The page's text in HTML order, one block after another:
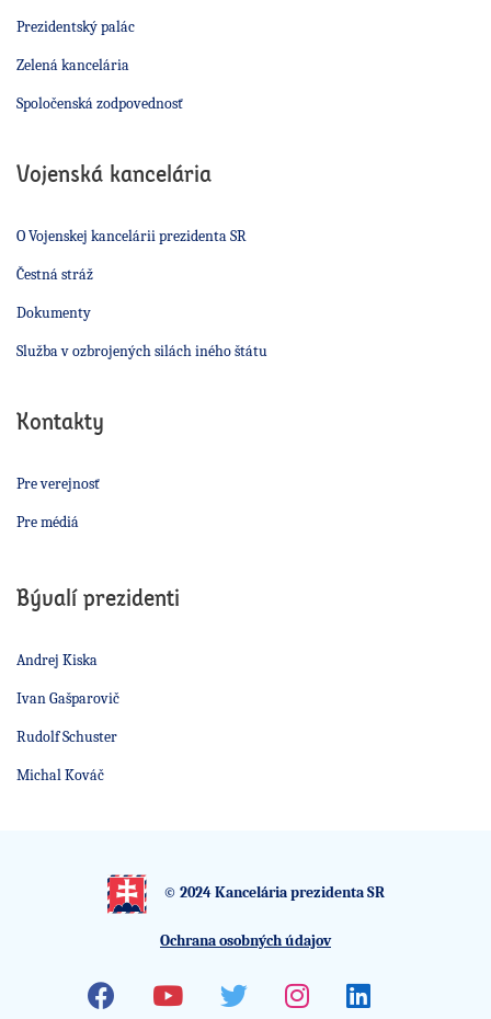
Prezidentský palác
Zelená kancelária
Spoločenská zodpovednosť
Vojenská kancelária
O Vojenskej kancelárii prezidenta SR
Čestná stráž
Dokumenty
Služba v ozbrojených silách iného štátu
Kontakty
Pre verejnosť
Pre médiá
Bývalí prezidenti
Andrej Kiska
Ivan Gašparovič
Rudolf Schuster
Michal Kováč
© 2024 Kancelária prezidenta SR
Ochrana osobných údajov
FacebookYoutubeTwitterInstagramLinkedin